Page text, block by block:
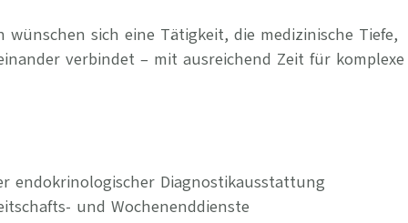
sich eine Tätigkeit, die medizinische Tiefe,
verbindet – mit ausreichend Zeit für komplexe
endokrinologischer Diagnostikausstattung
und Wochenenddienste